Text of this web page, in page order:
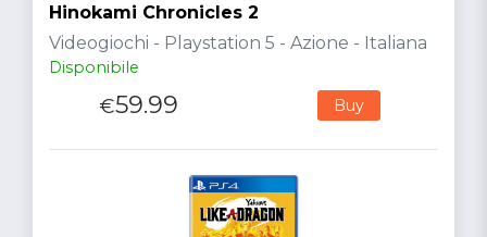
Hinokami Chronicles 2
Videogiochi - Playstation 5 - Azione - Italiana
Disponibile
€59.99 Buy